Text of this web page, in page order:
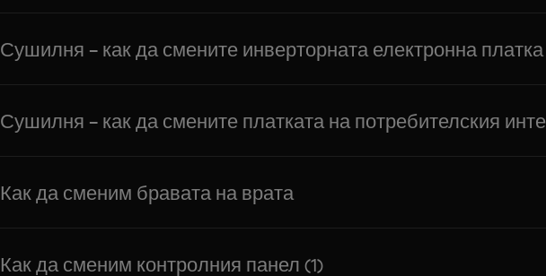
Сушилня – как да смените инверторната електронна платка
Сушилня – как да смените платката на потребителския
Как да сменим бравата на врата
Как да сменим контролния панел (1)